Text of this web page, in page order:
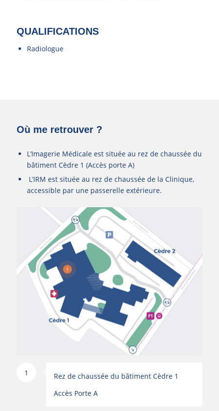
QUALIFICATIONS
Radiologue
Où me retrouver ?
L’Imagerie Médicale est située au rez de chaussée du
bâtiment Cèdre 1 (Accès porte A)
L’IRM est située au rez de chaussée de la Clinique,
accessible par une passerelle extérieure.
1
1
Rez de chaussée du bâtiment Cèdre 1
Accès Porte A